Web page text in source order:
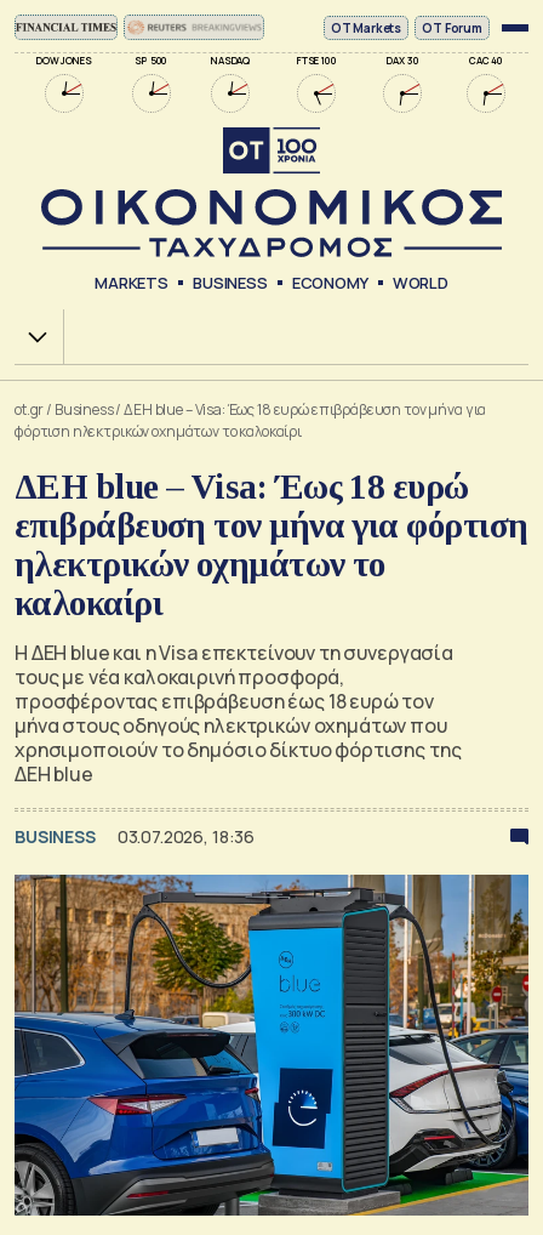
DOW JONES SP 500 NASDAQ FTSE 100 DAX 30 CAC 40
ΟΤ Markets OT Forum
MARKETS BUSINESS ECONOMY WORLD
Χ.Α.
ot.gr/ Business/ΔΕΗ blue – Visa: Έως 18 ευρώ επιβράβευση τον μήνα για
φόρτιση ηλεκτρικών οχημάτων το καλοκαίρι
ΔΕΗ blue – Visa: Έως 18 ευρώ
επιβράβευση τον μήνα για φόρτιση
ηλεκτρικών οχημάτων το
καλοκαίρι
Η ΔΕΗ blue και η Visa επεκτείνουν τη συνεργασία
τους με νέα καλοκαιρινή προσφορά,
προσφέροντας επιβράβευση έως 18 ευρώ τον
μήνα στους οδηγούς ηλεκτρικών οχημάτων που
χρησιμοποιούν το δημόσιο δίκτυο φόρτισης της
ΔΕΗ blue
BUSINESS 03.07.2026, 18:36